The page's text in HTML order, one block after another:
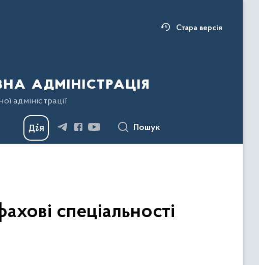
Стара версія
адміністрація
адміністрації
Пошук
спеціальності